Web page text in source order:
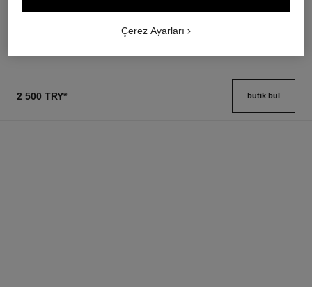
2 150 try* 2 900 try*
Detayları görüntüle
2 500 TRY* butik bul
Çerez Ayarları